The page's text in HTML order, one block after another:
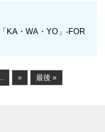
KA・WA・YO」-FOR
» 最後 »